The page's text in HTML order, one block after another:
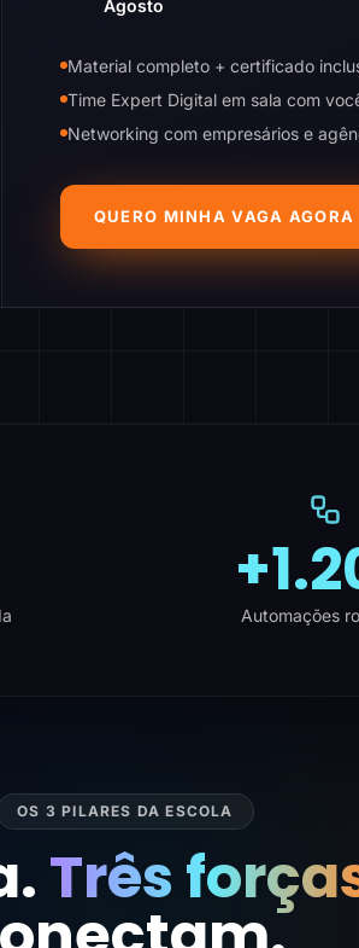
Agosto
Material completo + certificado
Time Expert Digital em sala com
Networking com empresários e
QUERO MINHA VAGA AGORA
Automações
OS 3 PILARES DA ESCOLA
Três